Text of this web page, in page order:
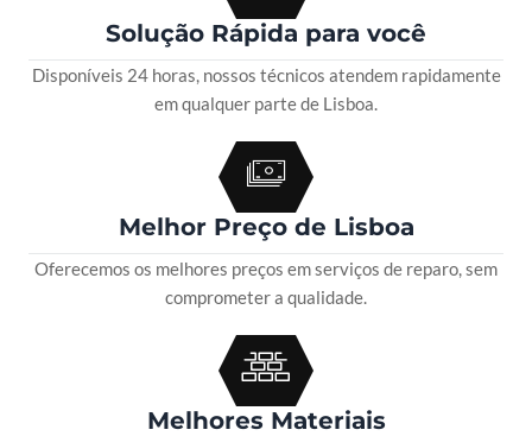
Solução Rápida para você
Disponíveis 24 horas, nossos técnicos atendem rapidamente
em qualquer parte de Lisboa.
Melhor Preço de Lisboa
Oferecemos os melhores preços em serviços de reparo, sem
comprometer a qualidade.
Melhores Materiais